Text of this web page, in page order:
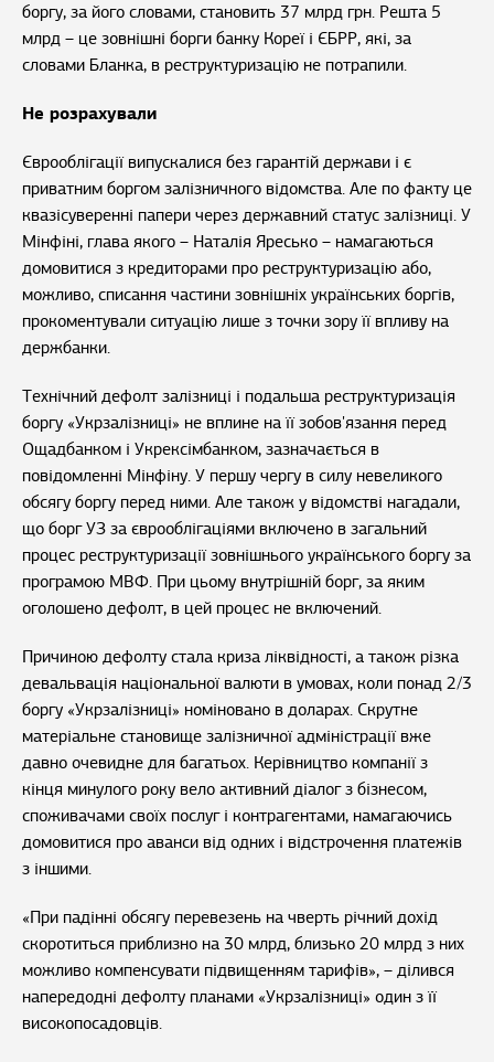
боргу, за його словами, становить 37 млрд грн. Решта 5
млрд – це зовнішні борги банку Кореї і ЄБРР, які, за
словами Бланка, в реструктуризацію не потрапили.
Не розрахували
Єврооблігації випускалися без гарантій держави і є
приватним боргом залізничного відомства. Але по факту це
квазісуверенні папери через державний статус залізниці. У
Мінфіні, глава якого – Наталія Яресько – намагаються
домовитися з кредиторами про реструктуризацію або,
можливо, списання частини зовнішніх українських боргів,
прокоментували ситуацію лише з точки зору її впливу на
держбанки.
Технічний дефолт залізниці і подальша реструктуризація
боргу «Укрзалізниці» не вплине на її зобов'язання перед
Ощадбанком і Укрексімбанком, зазначається в
повідомленні Мінфіну. У першу чергу в силу невеликого
обсягу боргу перед ними. Але також у відомстві нагадали,
що борг УЗ за єврооблігаціями включено в загальний
процес реструктуризації зовнішнього українського боргу за
програмою МВФ. При цьому внутрішній борг, за яким
оголошено дефолт, в цей процес не включений.
Причиною дефолту стала криза ліквідності, а також різка
девальвація національної валюти в умовах, коли понад 2/3
боргу «Укрзалізниці» номіновано в доларах. Скрутне
матеріальне становище залізничної адміністрації вже
давно очевидне для багатьох. Керівництво компанії з
кінця минулого року вело активний діалог з бізнесом,
споживачами своїх послуг і контрагентами, намагаючись
домовитися про аванси від одних і відстрочення платежів
з іншими.
«При падінні обсягу перевезень на чверть річний дохід
скоротиться приблизно на 30 млрд, близько 20 млрд з них
можливо компенсувати підвищенням тарифів», – ділився
напередодні дефолту планами «Укрзалізниці» один з її
високопосадовців.